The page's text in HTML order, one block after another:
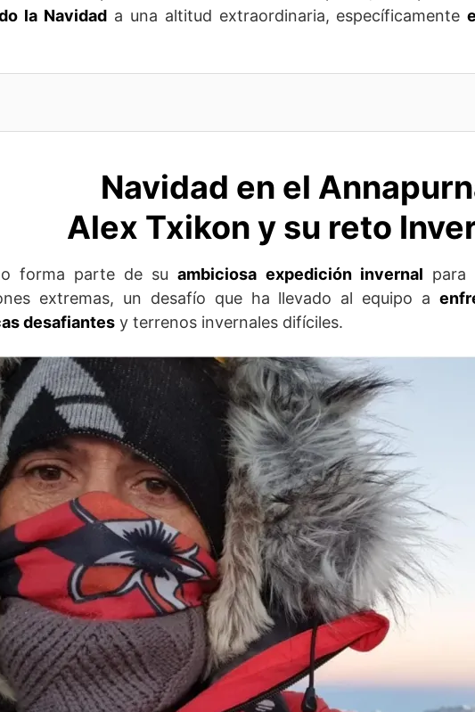
la Navidada una altitud extraordinaria, específicamente
Navidad en el
Alex Txikon y su reto
forma parte de suambiciosa expedición invernal para
extremas, un desafío que ha llevado al equipo a
desafiantes y terrenos invernales difíciles.